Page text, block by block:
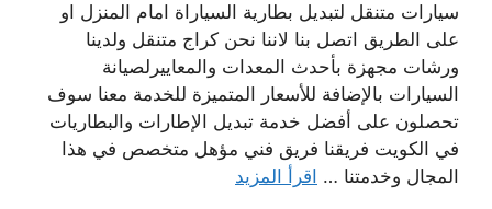
سيارات متنقل لتبديل بطارية السياراة امام المنزل او
على الطريق اتصل بنا لاننا نحن كراج متنقل ولدينا
ورشات مجهزة بأحدث المعدات والمعاييرلصيانة
السيارات بالإضافة للأسعار المتميزة للخدمة معنا سوف
تحصلون على أفضل خدمة تبديل الإطارات والبطاريات
في الكويت فريقنا فريق فني مؤهل متخصص في هذا
المجال وخدمتنا … اقرأ المزيد